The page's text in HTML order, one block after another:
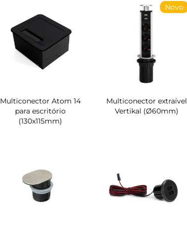
Multiconector Atom 14
para escritório
(130x115mm)
Novo
Multiconector extraível
Vertikal (Ø60mm)